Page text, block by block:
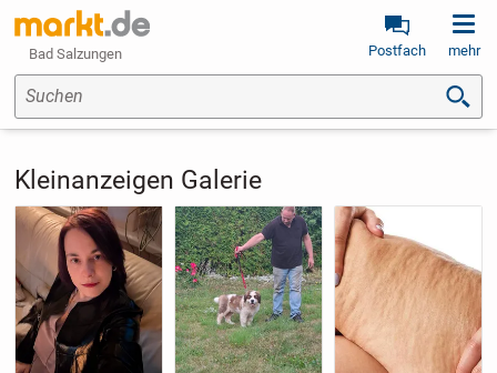
Bad Salzungen Postfach mehr
Suchen
Kleinanzeigen Galerie